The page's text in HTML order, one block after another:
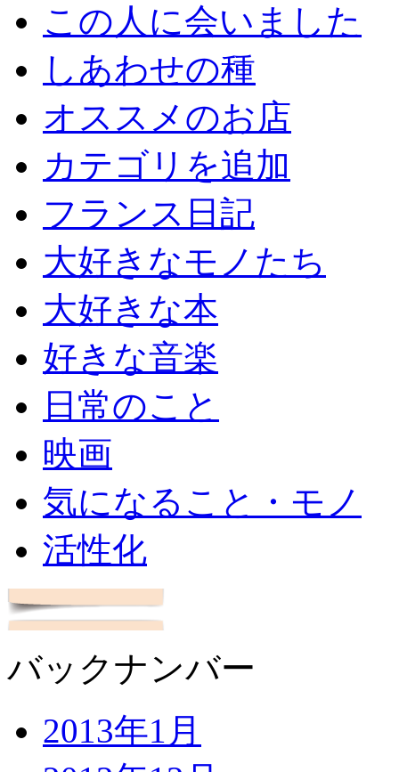
この人に会いました
しあわせの種
オススメのお店
カテゴリを追加
フランス日記
大好きなモノたち
大好きな本
好きな音楽
日常のこと
映画
気になること・モノ
活性化
バックナンバー
2013年1月